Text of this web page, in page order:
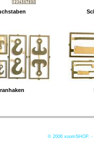
© 2006 xoomSHOP. -